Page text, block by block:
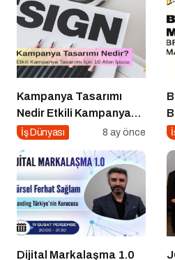
Kampanya Tasarımı
Nedir Etkili Kampanya
Tasarımı İçin 10 Altın
İş Dünyası 8 ay önce
Dijital Markalaşma 1.0